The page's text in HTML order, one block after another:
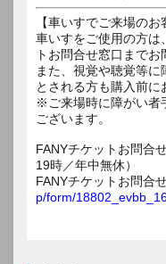
【車いすでご来場のお
車いすをご使用の方は
トお問合せ窓口までお
また、視覚や聴覚等
とされる方も購入前に
※ご来場時に障がい者
ございます。
FANYチケットお問合
19時／年中無休）
FANYチケットお問合
p/form/